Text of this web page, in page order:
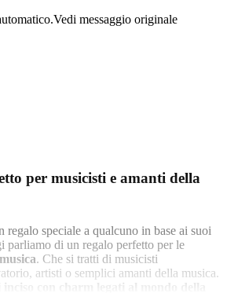
Vedi messaggio originale
per musicisti e amanti della
speciale a qualcuno in base ai suoi
parliamo di un regalo perfetto per le
. Che si tratti di musicisti
artisti o semplici amanti della musica.
inciso con charm legati al mondo della